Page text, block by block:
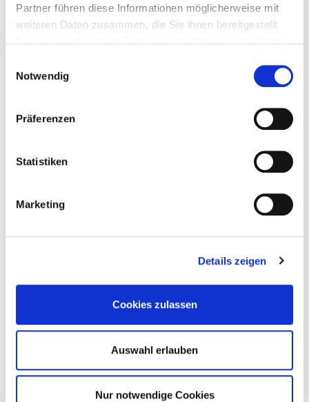
Partner führen diese Informationen möglicherweise mit
weiteren Daten zusammen, die Sie ihnen bereitgestellt
Notwendig
Präferenzen
Statistiken
Marketing
Details zeigen
Cookies zulassen
Auswahl erlauben
Nur notwendige Cookies
Besonders spannend wird es jedoch, wenn im
Deutschen das völlige Gegenteil heraus kommt, wie
Jeg bor i nærheten, og fy søren så lite hyggelige de
Ich lebe in der Nähe und habe eine schöne Zeit im
(Ich wohne in der Nähe und, pfui Teufel, wie
Kategorie
Abgelegt unter
Norwegisch / Norsk
Humor / Quiz / Umfragen